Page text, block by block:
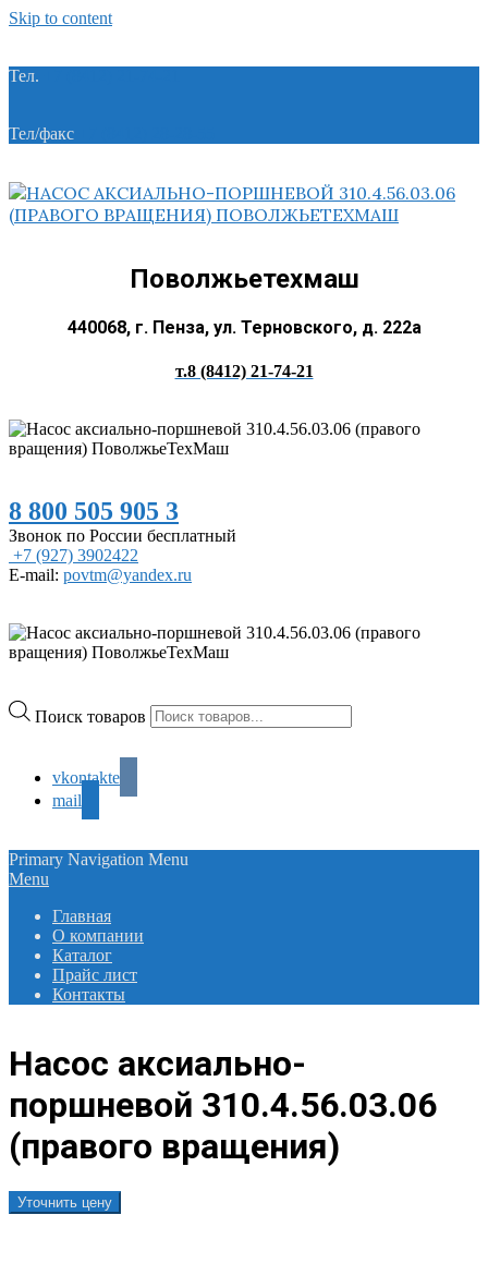
Skip to content
Тел.
Тел/факс
Поволжьетехмаш
440068, г. Пенза, ул. Терновского, д. 222а
т.8 (8412) 21-74-21
8 800 505 905 3
Звонок по России бесплатный
+7 (927) 3902422
E-mail: povtm@yandex.ru
Поиск товаров
vkontakte
mail
Primary Navigation Menu
Menu
Главная
О компании
Каталог
Прайс лист
Контакты
Насос аксиально-
поршневой 310.4.56.03.06
(правого вращения)
Уточнить цену